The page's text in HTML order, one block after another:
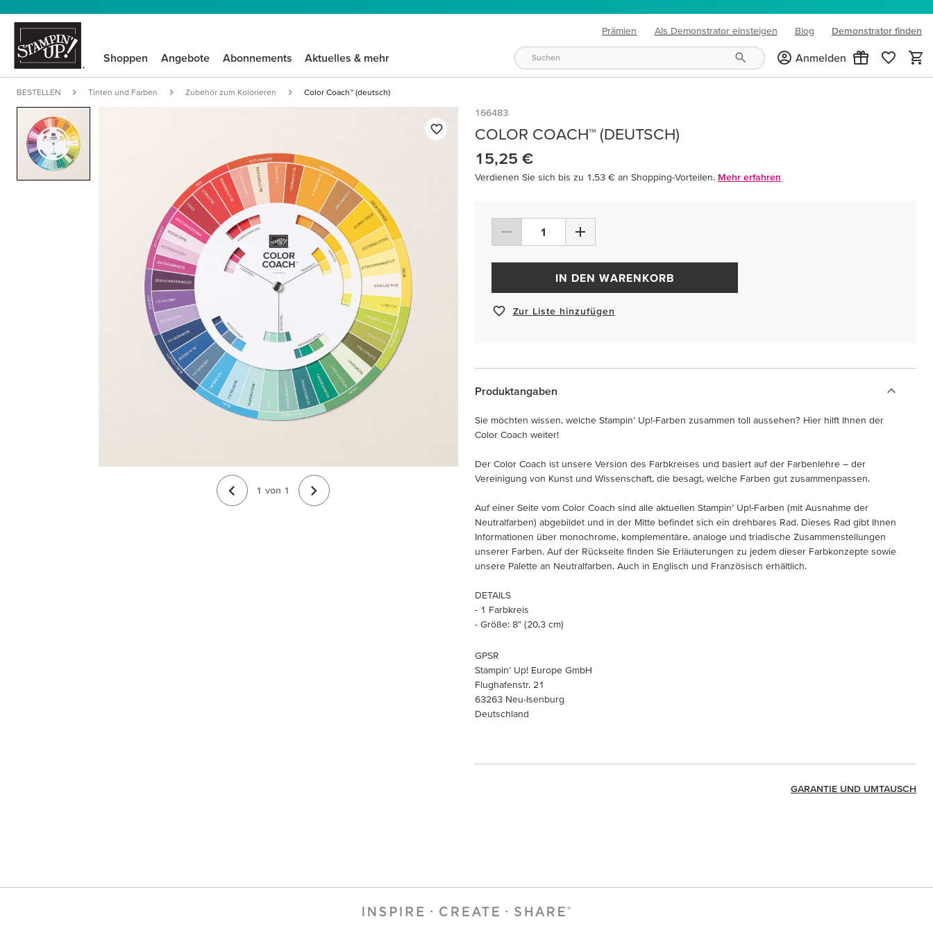
Prämien Als Demonstrator einsteigen Blog
(opens in new tab)
Demonstrator finden
Shoppen Angebote Abonnements Aktuelles & mehr Anmelden
BESTELLEN Tinten und Farben Zubehör zum Kolorieren Color Coach™ (deutsch)
1 von 1
166483
COLOR COACH™ (DEUTSCH)
15,25 €
Verdienen Sie sich bis zu 1,53 € an Shopping-Vorteilen. Mehr erfahren
IN DEN WARENKORB
Zur Liste hinzufügen
Produktangaben
Sie möchten wissen, welche Stampin’ Up!-Farben zusammen toll aussehen? Hier hilft Ihnen der
Color Coach weiter!
Der Color Coach ist unsere Version des Farbkreises und basiert auf der Farbenlehre – der
Vereinigung von Kunst und Wissenschaft, die besagt, welche Farben gut zusammenpassen.
Auf einer Seite vom Color Coach sind alle aktuellen Stampin’ Up!-Farben (mit Ausnahme der
Neutralfarben) abgebildet und in der Mitte befindet sich ein drehbares Rad. Dieses Rad gibt Ihnen
Informationen über monochrome, komplementäre, analoge und triadische Zusammenstellungen
unserer Farben. Auf der Rückseite finden Sie Erläuterungen zu jedem dieser Farbkonzepte sowie
unsere Palette an Neutralfarben. Auch in Englisch und Französisch erhältlich.
DETAILS
- 1 Farbkreis
- Größe: 8" (20,3 cm)
GPSR
Stampin’ Up! Europe GmbH
Flughafenstr. 21
63263 Neu-Isenburg
Deutschland
GARANTIE UND UMTAUSCH